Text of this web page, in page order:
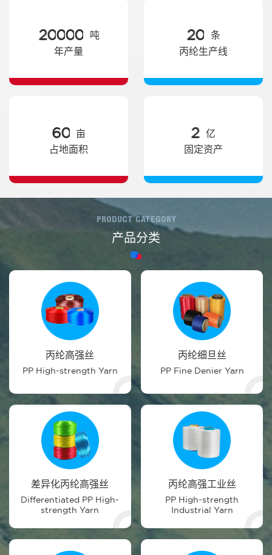
20000
吨
年产量
20
条
丙纶生产线
60
亩
占地面积
2 亿
固定资产
PRODUCT CATEGORY
产品分类
丙纶高强丝
PP High-strength Yarn
丙纶细旦丝
PP Fine Denier Yarn
差异化丙纶高强丝
Differentiated PP High-
strength Yarn
丙纶高强工业丝
PP High-strength
Industrial Yarn